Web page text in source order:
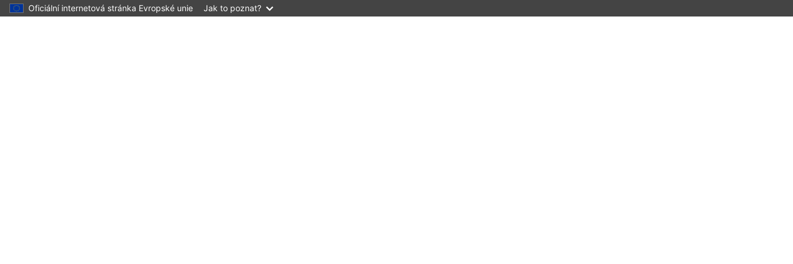
Oficiální internetová stránka Evropské unie Jak to poznat?